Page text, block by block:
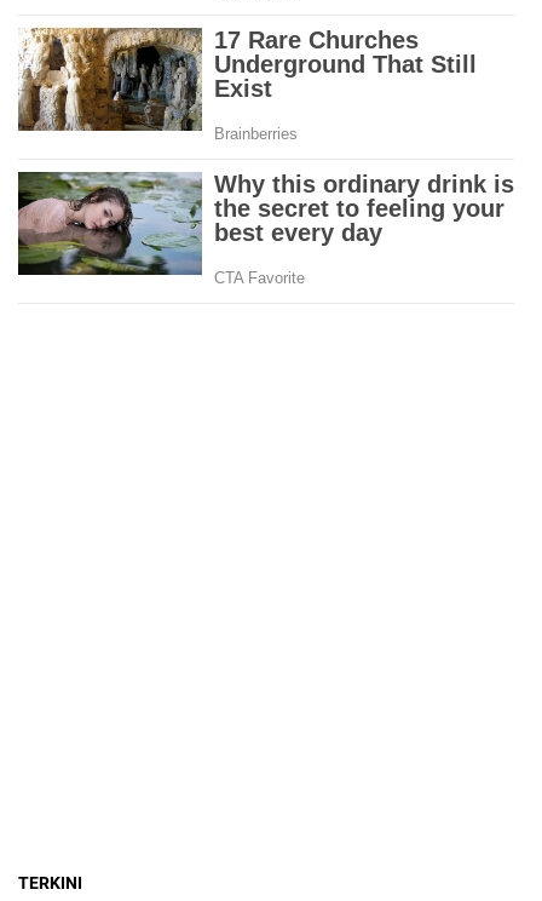
TERKINI